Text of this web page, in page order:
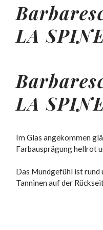
LA
LA
Im Glas angekommen
Farbausprägung hellrot
Das Mundgefühl ist rund
Tanninen auf der